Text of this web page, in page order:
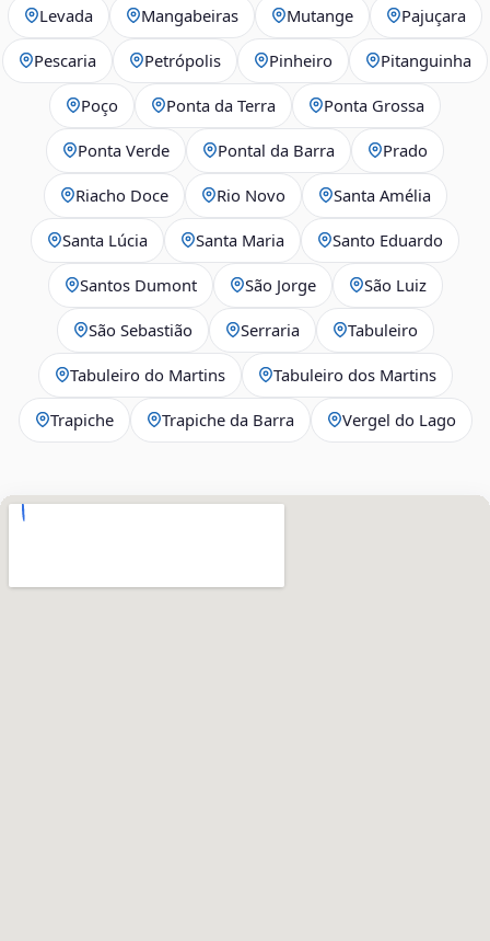
Levada Mangabeiras Mutange Pajuçara
Pescaria Petrópolis Pinheiro Pitanguinha
Poço Ponta da Terra Ponta Grossa
Ponta Verde Pontal da Barra Prado
Riacho Doce Rio Novo Santa Amélia
Santa Lúcia Santa Maria Santo Eduardo
Santos Dumont São Jorge São Luiz
São Sebastião Serraria Tabuleiro
Tabuleiro do Martins Tabuleiro dos Martins
Trapiche Trapiche da Barra Vergel do Lago